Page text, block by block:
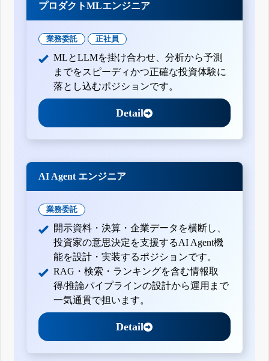
プロダクトMLエンジニア
業務委託 正社員
MLとLLMを掛け合わせ、分析から予測
までをスピーディかつ正確な投資体験に
落とし込むポジションです。
Detail
AI Agent エンジニア
業務委託
開示資料・決算・企業データを横断し、
投資家の意思決定を支援するAI Agent機
能を設計・実装するポジションです。
RAG・検索・ランキングを含む情報取
得/推論パイプラインの設計から運用まで
一気通貫で担います。
Detail